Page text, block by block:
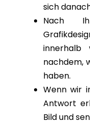
sich
Nach
nachdem,
haben.
Wenn wir
Antwort
Bild und